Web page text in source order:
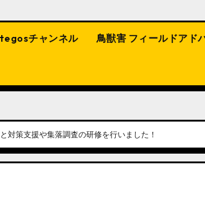
tegosチャンネル 鳥獣害 フィールドアド
対策支援や集落調査の研修を行いました！